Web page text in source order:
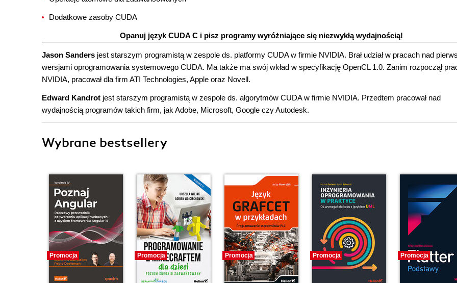
Dodatkowe zasoby CUDA
Opanuj język CUDA C i pisz programy wyróżniające się niezwykłą wydajnością!
Jason Sanders jest starszym programistą w zespole ds. platformy CUDA w firmie NVIDIA. Brał udział w pracach nad
wersjami oprogramowania systemowego CUDA. Ma także ma swój wkład w specyfikację OpenCL 1.0. Zanim rozpoczął
NVIDIA, pracował dla firm ATI Technologies, Apple oraz Novell.
Edward Kandrot jest starszym programistą w zespole ds. algorytmów CUDA w firmie NVIDIA. Przedtem pracował nad
wydajnością programów takich firm, jak Adobe, Microsoft, Google czy Autodesk.
Wybrane bestsellery
Promocja Promocja Promocja Promocja Promocja